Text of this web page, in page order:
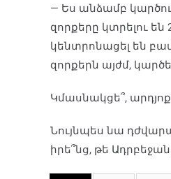
— Ես անձամբ
զորքերը կտրելու
կենտրոնացել են
զորքերն այժմ,
Կմասնակցե՞,
Նույնպես նա
իրե՞նց, թե